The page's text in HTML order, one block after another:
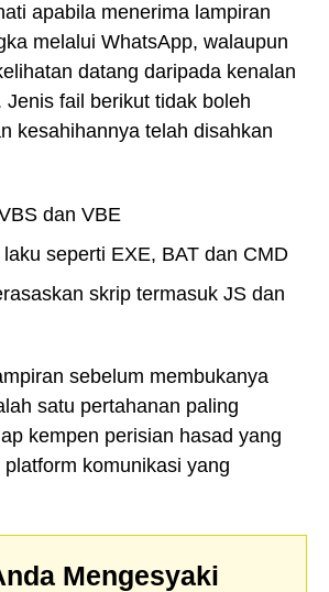
apabila menerima lampiran
melalui WhatsApp, walaupun
datang daripada kenalan
Jenis fail berikut tidak boleh
kesahihannya telah disahkan
dan VBE
seperti EXE, BAT dan CMD
skrip termasuk JS dan
sebelum membukanya
satu pertahanan paling
kempen perisian hasad yang
komunikasi yang
Mengesyaki